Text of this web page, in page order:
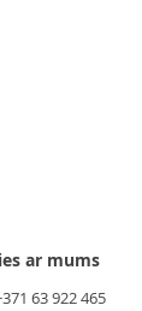
ar mums
63 922 465